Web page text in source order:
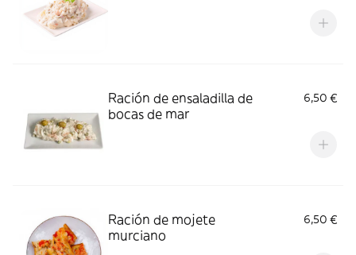
Ración de ensaladilla de
bocas de mar
6,50 €
Ración de mojete
murciano
6,50 €